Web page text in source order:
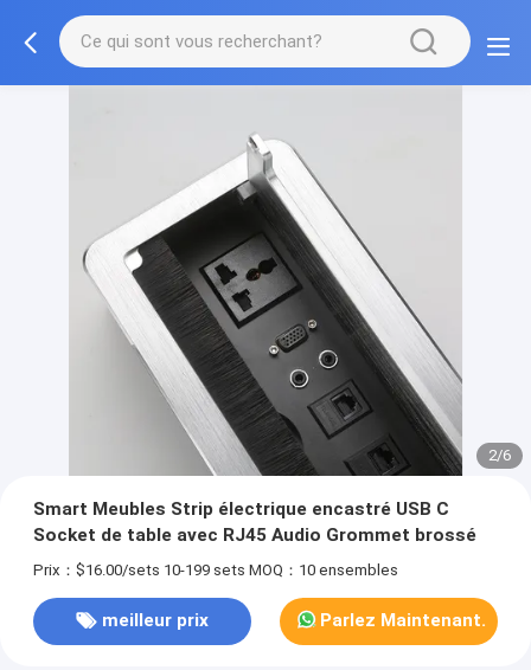
2/6
Smart Meubles Strip électrique encastré USB C
Socket de table avec RJ45 Audio Grommet brossé
Prix：$16.00/sets 10-199 sets MOQ：10 ensembles
meilleur prix Parlez Maintenant.